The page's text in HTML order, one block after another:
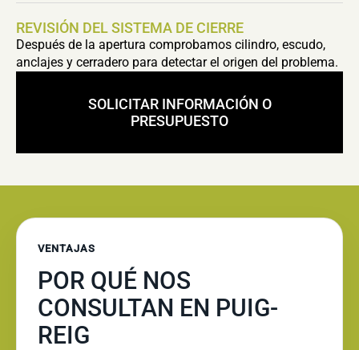
REVISIÓN DEL SISTEMA DE CIERRE
Después de la apertura comprobamos cilindro, escudo,
anclajes y cerradero para detectar el origen del problema.
SOLICITAR INFORMACIÓN O
PRESUPUESTO
VENTAJAS
POR QUÉ NOS
CONSULTAN EN PUIG-
REIG